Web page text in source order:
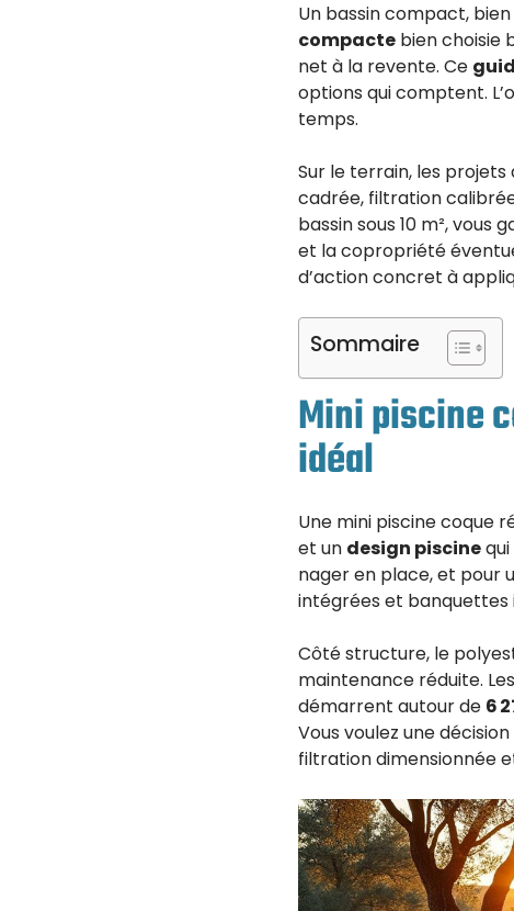
Un bassin compact,
compacte bien choisie
net à la revente. Ce
options qui comptent.
temps.
Sur le terrain, les projets
cadrée, filtration
bassin sous 10 m²,
et la copropriété
d’action concret à
Sommaire
Mini piscine
idéal
Une mini piscine coque
et un design piscine
nager en place, et pour
intégrées et banquettes
Côté structure, le
maintenance réduite.
démarrent autour de 6
Vous voulez une
filtration dimensionnée